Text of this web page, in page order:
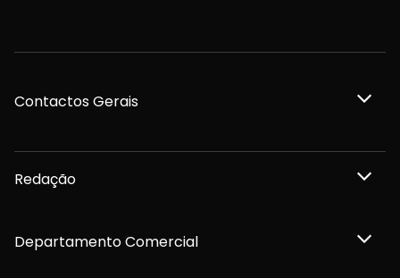
Contactos Gerais
Redação
Departamento Comercial